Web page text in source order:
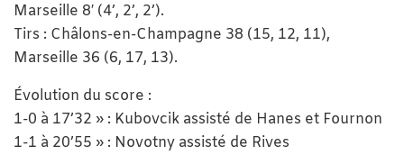
Marseille 8′ (4’, 2’, 2’).
Tirs : Châlons-en-Champagne 38 (15, 12, 11),
Marseille 36 (6, 17, 13).
Évolution du score :
1-0 à 17’32 » : Kubovcik assisté de Hanes et Fournon
1-1 à 20’55 » : Novotny assisté de Rives